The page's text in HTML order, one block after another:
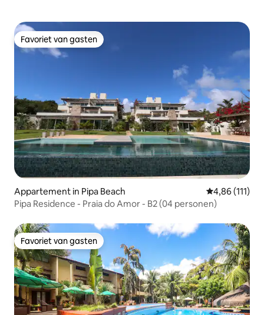
Favoriet van gasten
Favoriet van gasten
Appartement in Pipa Beach Gemiddelde
4,86 (111)
Pipa Residence - Praia do Amor - B2 (04 personen)
Favoriet van gasten
Favoriet van gasten